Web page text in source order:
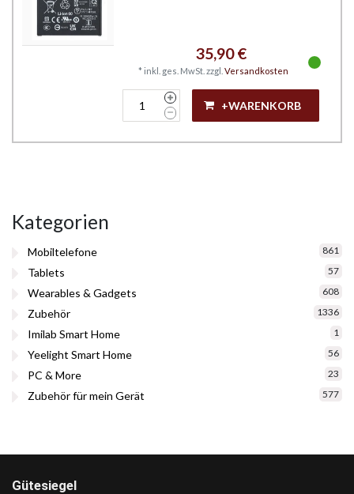
Kategorien
Mobiltelefone 861
Tablets 57
Wearables & Gadgets 608
Zubehör 1336
Imilab Smart Home 1
Yeelight Smart Home 56
PC & More 23
Zubehör für mein Gerät 577
35,90 €
* inkl. ges. MwSt. zzgl. Versandkosten
+WARENKORB
Gütesiegel